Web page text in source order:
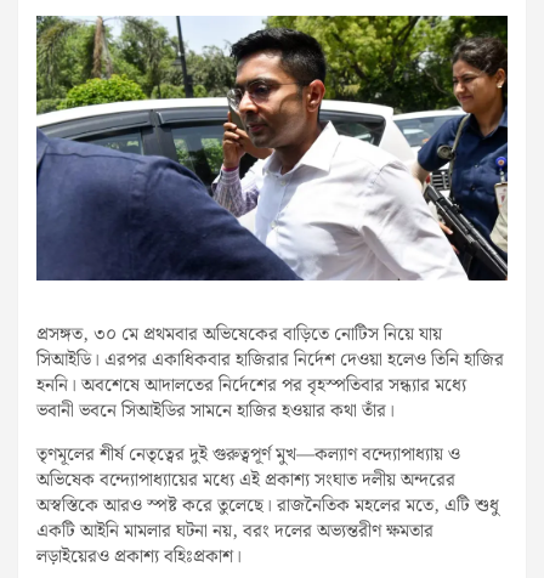
প্রসঙ্গত, ৩০ মে প্রথমবার অভিষেকের বাড়িতে নোটিস নিয়ে যায়
সিআইডি। এরপর একাধিকবার হাজিরার নির্দেশ দেওয়া হলেও তিনি হাজির
হননি। অবশেষে আদালতের নির্দেশের পর বৃহস্পতিবার সন্ধ্যার মধ্যে
ভবানী ভবনে সিআইডির সামনে হাজির হওয়ার কথা তাঁর।
তৃণমূলের শীর্ষ নেতৃত্বের দুই গুরুত্বপূর্ণ মুখ—কল্যাণ বন্দ্যোপাধ্যায় ও
অভিষেক বন্দ্যোপাধ্যায়ের মধ্যে এই প্রকাশ্য সংঘাত দলীয় অন্দরের
অস্বস্তিকে আরও স্পষ্ট করে তুলেছে। রাজনৈতিক মহলের মতে, এটি শুধু
একটি আইনি মামলার ঘটনা নয়, বরং দলের অভ্যন্তরীণ ক্ষমতার
লড়াইয়েরও প্রকাশ্য বহিঃপ্রকাশ।